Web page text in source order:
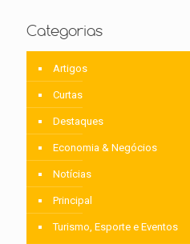
Categorias
Artigos
Curtas
Destaques
Economia & Negócios
Notícias
Principal
Turismo, Esporte e Eventos